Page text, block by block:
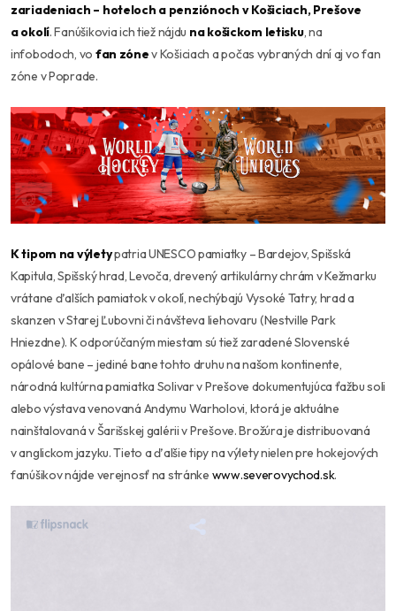
zariadeniach – hoteloch a penziónoch v Košiciach, Prešove
a okolí. Fanúšikovia ich tiež nájdu na košickom letisku, na
infobodoch, vo fan zónev Košiciach a počas vybraných dní aj vo fan
zóne v Poprade.
K tipom na výletypatria UNESCO pamiatky – Bardejov, Spišská
Kapitula, Spišský hrad, Levoča, drevený artikulárny chrám v Kežmarku
vrátane ďalších pamiatok v okolí, nechýbajú Vysoké Tatry, hrad a
skanzen v Starej Ľubovni či návšteva liehovaru (Nestville Park
Hniezdne). K odporúčaným miestam sú tiež zaradené Slovenské
opálové bane – jediné bane tohto druhu na našom kontinente,
národná kultúrna pamiatka Solivar v Prešove dokumentujúca ťažbu soli
alebo výstava venovaná Andymu Warholovi, ktorá je aktuálne
nainštalovaná v Šarišskej galérii v Prešove. Brožúra je distribuovaná
v anglickom jazyku. Tieto a ďalšie tipy na výlety nielen pre hokejových
fanúšikov nájde verejnosť na stránke www.severovychod.sk.